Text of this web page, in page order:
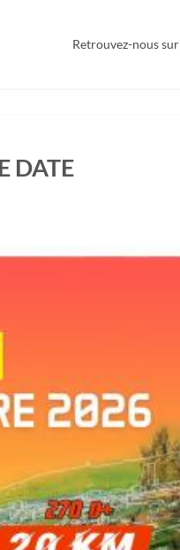
Retrouvez-nous sur
DATE